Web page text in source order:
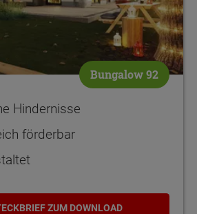
Bungalow 92
Hindernisse
förderbar
ZUM DOWNLOAD